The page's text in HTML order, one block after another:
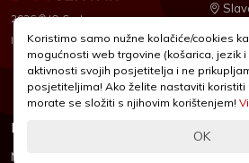
2026 © IQ Centar
Izrada:Nubilus
Informacije
Novosti & Promocije
Pon
Koristimo samo nužne kolačiće/cookies
mogućnosti web trgovine (košarica, jezik
aktivnosti svojih posjetitelja i ne
posjetiteljima! Ako želite nastaviti koristiti
morate se složiti s njihovim korištenjem!
OK